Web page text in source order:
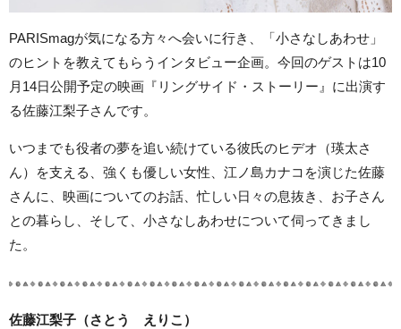
PARISmagが気になる方々へ会いに行き、「小さなしあわせ」
のヒントを教えてもらうインタビュー企画。今回のゲストは10
月14日公開予定の映画『リングサイド・ストーリー』に出演す
る佐藤江梨子さんです。
いつまでも役者の夢を追い続けている彼氏のヒデオ（瑛太さ
ん）を支える、強くも優しい女性、江ノ島カナコを演じた佐藤
さんに、映画についてのお話、忙しい日々の息抜き、お子さん
との暮らし、そして、小さなしあわせについて伺ってきまし
た。
佐藤江梨子（さとう えりこ）